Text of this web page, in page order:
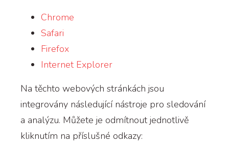
Chrome
Safari
Firefox
Internet Explorer
Na těchto webových stránkách jsou
integrovány následující nástroje pro sledování
a analýzu. Můžete je odmítnout jednotlivě
kliknutím na příslušné odkazy: